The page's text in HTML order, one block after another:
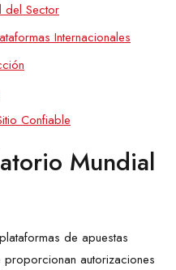
del Sector
Internacionales
Confiable
Mundial
de apuestas
proporcionan autorizaciones